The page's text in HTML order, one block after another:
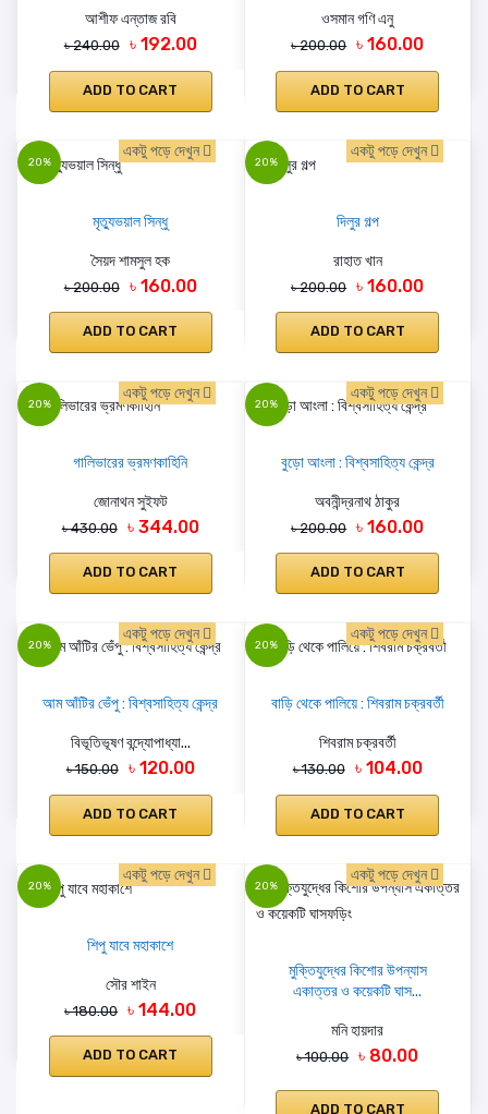
আশীফ এন্তাজ রবি
৳ 240.00 ৳ 192.00
ADD TO CART
ওসমান গণি এনু
৳ 200.00 ৳ 160.00
ADD TO CART
20%
একটু পড়ে দেখুন
মৃত্যুভয়াল সিন্ধু
সৈয়দ শামসুল হক
৳ 200.00 ৳ 160.00
ADD TO CART
20%
একটু পড়ে দেখুন
দিলুর গল্প
রাহাত খান
৳ 200.00 ৳ 160.00
ADD TO CART
20%
একটু পড়ে দেখুন
গালিভারের ভ্রমণকাহিনি
জোনাথন সুইফট
৳ 430.00 ৳ 344.00
ADD TO CART
20%
একটু পড়ে দেখুন
বুড়ো আংলা : বিশ্বসাহিত্য কেন্দ্র
অবনীন্দ্রনাথ ঠাকুর
৳ 200.00 ৳ 160.00
ADD TO CART
20%
একটু পড়ে দেখুন
আম আঁটির ভেঁপু : বিশ্বসাহিত্য কেন্দ্র
বিভূতিভূষণ বন্দ্যোপাধ্যা...
৳ 150.00 ৳ 120.00
ADD TO CART
20%
একটু পড়ে দেখুন
বাড়ি থেকে পালিয়ে : শিবরাম চক্রবর্তী
শিবরাম চক্রবর্তী
৳ 130.00 ৳ 104.00
ADD TO CART
20%
একটু পড়ে দেখুন
শিপু যাবে মহাকাশে
সৌর শাইন
৳ 180.00 ৳ 144.00
ADD TO CART
20%
একটু পড়ে দেখুন
মুক্তিযুদ্ধের কিশোর উপন্যাস
একাত্তর ও কয়েকটি ঘাস...
মনি হায়দার
৳ 100.00 ৳ 80.00
ADD TO CART